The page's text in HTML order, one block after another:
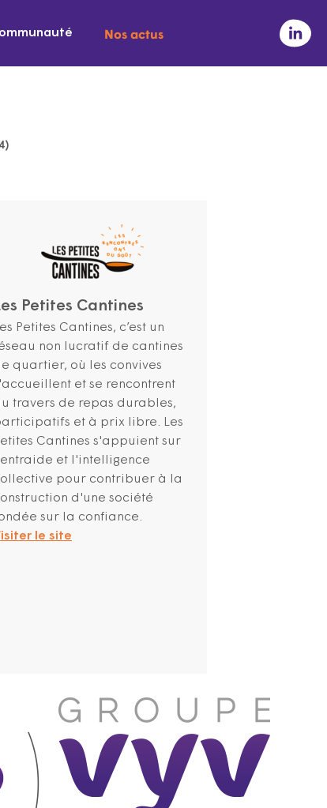
Nos actus
Petites Cantines
Petites Cantines, c’est un
non lucratif de cantines
quartier, où les convives
et se rencontrent
travers de repas durables,
et à prix libre. Les
Cantines s'appuient sur
et l'intelligence
pour contribuer à la
d'une société
sur la confiance.
le site